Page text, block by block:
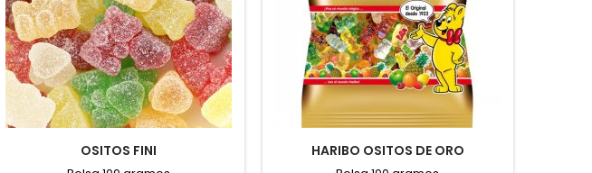
OSITOS FINI HARIBO OSITOS DE ORO